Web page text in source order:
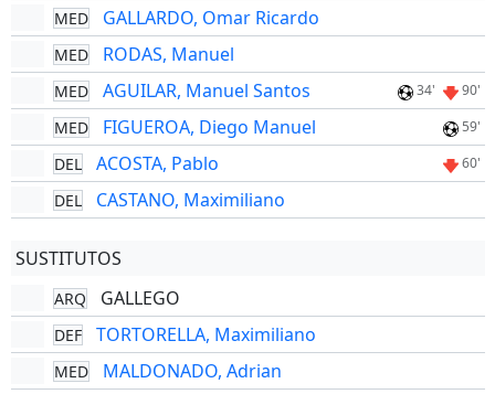
MED GALLARDO, Omar Ricardo
MED RODAS, Manuel
MED AGUILAR, Manuel Santos 34' 90'
MED FIGUEROA, Diego Manuel 59'
DEL ACOSTA, Pablo 60'
DEL CASTANO, Maximiliano
SUSTITUTOS
ARQ GALLEGO
DEF TORTORELLA, Maximiliano
MED MALDONADO, Adrian